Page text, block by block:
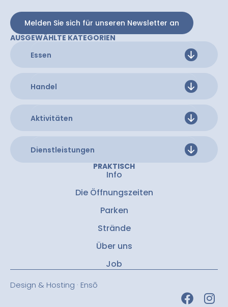
Melden Sie sich für unseren Newsletter an
PRAKTISCH
Info
Die Öffnungszeiten
Parken
Strände
Über uns
Job
AUSGEWÄHLTE KATEGORIEN
Essen
Handel
Aktivitäten
Dienstleistungen
Design & Hosting · Ensō
F
I